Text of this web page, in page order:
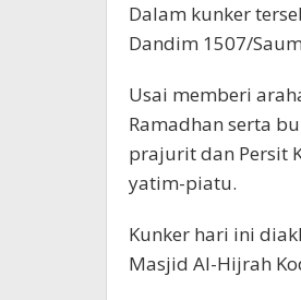
Dalam kunker
Dandim 1507/
Usai memberi
Ramadhan serta
prajurit dan Persit
yatim-piatu.
Kunker hari ini
Masjid Al-Hijrah